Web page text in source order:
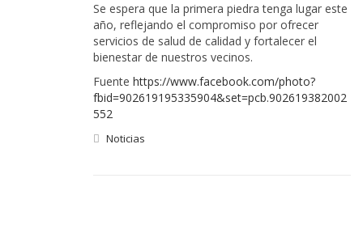
Se espera que la primera piedra tenga lugar este
año, reflejando el compromiso por ofrecer
servicios de salud de calidad y fortalecer el
bienestar de nuestros vecinos.
Fuente https://www.facebook.com/photo?
fbid=902619195335904&set=pcb.902619382002
552
Noticias